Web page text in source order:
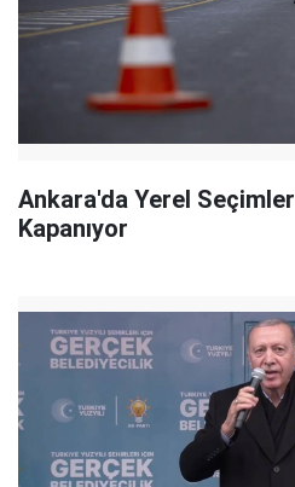
Ankara'da Yerel
Kapanıyor